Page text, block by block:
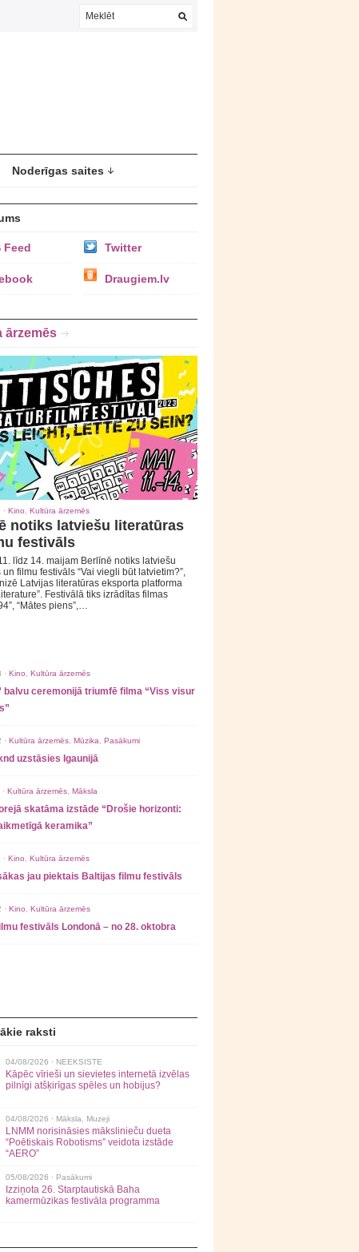
Noderīgas saites
Feed Twitter
Draugiem.lv
ārzemēs
Kino Kultūra ārzemēs
notiks latviešu literatūras
festivāls
līdz 14. maijam Berlīnē notiks latviešu
un filmu festivāls “Vai viegli būt latvietim?”,
Latvijas literatūras eksporta platforma
Festivālā tiks izrādītas filmas
“Mātes piens”,…
· Kino Kultūra ārzemēs
balvu ceremonijā triumfē filma “Viss visur
· Kultūra ārzemēs Mūzika Pasākumi
uzstāsies Igaunijā
Kultūra ārzemēs Māksla
skatāma izstāde “Drošie horizonti:
keramika”
Kino Kultūra ārzemēs
jau piektais Baltijas filmu festivāls
· Kino Kultūra ārzemēs
festivāls Londonā – no 28. oktobra
raksti
04/08/2026 · NEEKSISTE
Kāpēc vīrieši un sievietes internetā izvēlas
pilnīgi atšķirīgas spēles un hobijus?
04/08/2026 · Māksla Muzeji
LNMM norisināsies mākslinieču dueta
“Poētiskais Robotisms” veidota izstāde
“AERO”
05/08/2026 · Pasākumi
Izziņota 26. Starptautiskā Baha
kamermūzikas festivāla programma